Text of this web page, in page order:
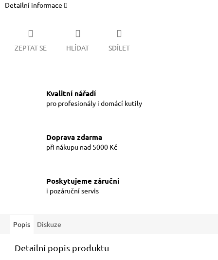
Detailní informace
ZEPTAT SE HLÍDAT SDÍLET
Kvalitní nářadí
pro profesionály i domácí kutily
Doprava zdarma
při nákupu nad 5000 Kč
Poskytujeme záruční
i pozáruční servis
Popis Diskuze
Detailní popis produktu